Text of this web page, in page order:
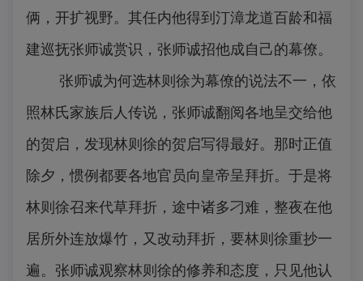
俩，开扩视野。其任内他得到汀漳龙道百龄和福
建巡抚张师诚赏识，张师诚招他成自己的幕僚。
张师诚为何选林则徐为幕僚的说法不一，依
照林氏家族后人传说，张师诚翻阅各地呈交给他
的贺启，发现林则徐的贺启写得最好。那时正值
除夕，惯例都要各地官员向皇帝呈拜折。于是将
林则徐召来代草拜折，途中诸多刁难，整夜在他
居所外连放爆竹，又改动拜折，要林则徐重抄一
遍。张师诚观察林则徐的修养和态度，只见他认